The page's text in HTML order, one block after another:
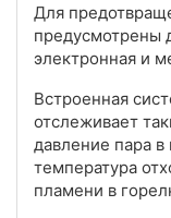
Для
предусмотрены
электронная и
Встроенная
отслеживает
давление пара
температура
пламени в